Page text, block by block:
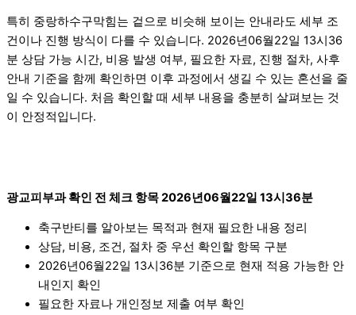
특히 중랑하수구막힘는 겉으로 비슷해 보이는 안내라도 세부 조
건이나 진행 방식이 다를 수 있습니다. 2026년06월22일 13시36
분 상담 가능 시간, 비용 발생 여부, 필요한 자료, 진행 절차, 사후
안내 기준을 함께 확인하면 이후 과정에서 생길 수 있는 혼선을 줄
일 수 있습니다. 처음 확인할 때 세부 내용을 충분히 살펴보는 것
이 안정적입니다.
광교피부과 확인 전 체크 항목 2026년06월22일 13시36분
축구반티를 알아보는 목적과 현재 필요한 내용 정리
상담, 비용, 조건, 절차 중 우선 확인할 항목 구분
2026년06월22일 13시36분 기준으로 현재 적용 가능한 안
내인지 확인
필요한 자료나 개인정보 제출 여부 확인